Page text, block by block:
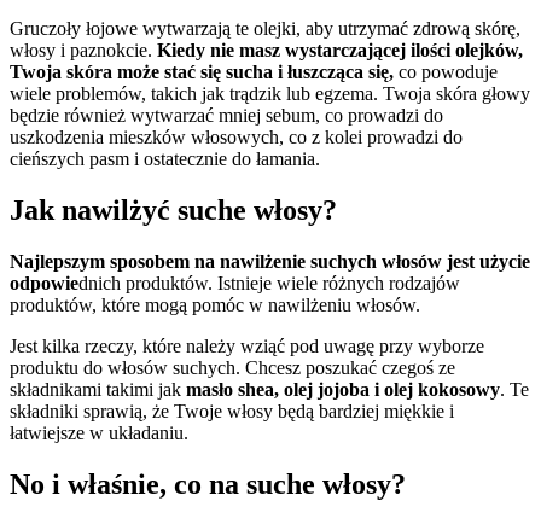
Gruczoły łojowe wytwarzają te olejki, aby utrzymać zdrową skórę,
włosy i paznokcie. Kiedy nie masz wystarczającej ilości olejków,
Twoja skóra może stać się sucha i łuszcząca się, co powoduje
wiele problemów, takich jak trądzik lub egzema. Twoja skóra głowy
będzie również wytwarzać mniej sebum, co prowadzi do
uszkodzenia mieszków włosowych, co z kolei prowadzi do
cieńszych pasm i ostatecznie do łamania.
Jak nawilżyć suche włosy?
Najlepszym sposobem na nawilżenie suchych włosów jest użycie
odpowiednich produktów. Istnieje wiele różnych rodzajów
produktów, które mogą pomóc w nawilżeniu włosów.
Jest kilka rzeczy, które należy wziąć pod uwagę przy wyborze
produktu do włosów suchych. Chcesz poszukać czegoś ze
składnikami takimi jak masło shea, olej jojoba i olej kokosowy. Te
składniki sprawią, że Twoje włosy będą bardziej miękkie i
łatwiejsze w układaniu.
No i właśnie, co na suche włosy?